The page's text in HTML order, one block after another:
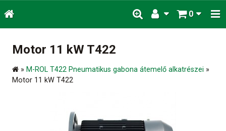
0
Motor 11 kW T422
» M-ROL T422 Pneumatikus gabona átemelő alkatrészei »
Motor 11 kW T422